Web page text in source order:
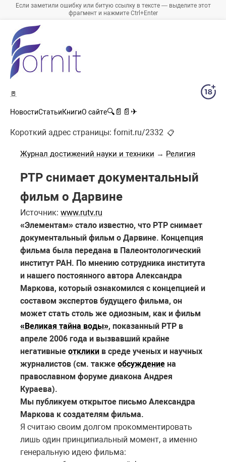
Если заметили ошибку или битую ссылку в тексте — выделите этот
фрагмент и нажмите Ctrl+Enter
🚪
НовостиСтатьиКнигиО сайте🔍 📄 📄 ✈
Короткий адрес страницы: fornit.ru/2332 📋
Журнал достижений науки и техники → Религия
РТР снимает документальный
фильм о Дарвине
Источник: www.rutv.ru
«Элементам» стало известно, что РТР снимает
документальный фильм о Дарвине. Концепция
фильма была передана в Палеонтологический
институт РАН. По мнению сотрудника института
и нашего постоянного автора Александра
Маркова, который ознакомился с концепцией и
составом экспертов будущего фильма, он
может стать столь же одиозным, как и фильм
«Великая тайна воды», показанный РТР в
апреле 2006 года и вызвавший крайне
негативные отклики в среде ученых и научных
журналистов (см. также обсуждение на
православном форуме диакона Андрея
Кураева).
Мы публикуем открытое письмо Александра
Маркова к создателям фильма.
Я считаю своим долгом прокомментировать
лишь один принципиальный момент, а именно
генеральную идею фильма: